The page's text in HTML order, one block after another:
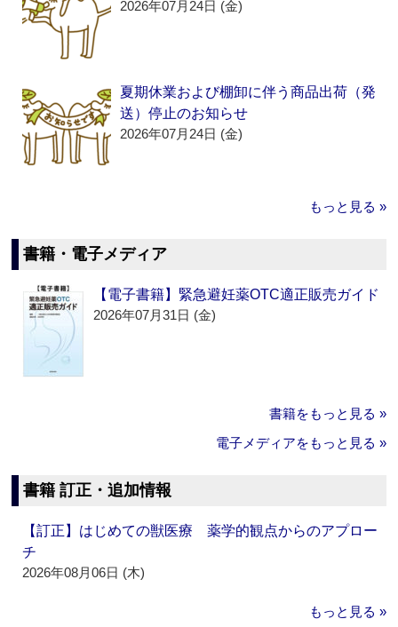
2026年07月24日 (金)
夏期休業および棚卸に伴う商品出荷（発
送）停止のお知らせ
2026年07月24日 (金)
もっと見る »
書籍・電子メディア
【電子書籍】緊急避妊薬OTC適正販売ガイド
2026年07月31日 (金)
書籍をもっと見る »
電子メディアをもっと見る »
書籍 訂正・追加情報
【訂正】はじめての獣医療 薬学的観点からのアプロー
チ
2026年08月06日 (木)
もっと見る »